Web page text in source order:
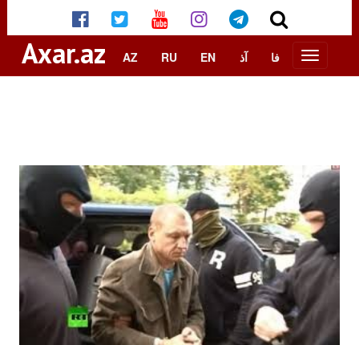
Axar.az AZ RU EN آذ فا